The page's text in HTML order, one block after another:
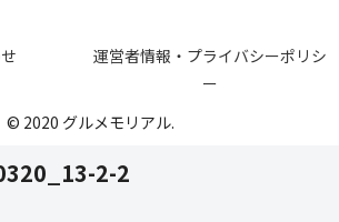
運営者情報・プライバシーポリシ
ー
© 2020 グルメモリアル.
2-2